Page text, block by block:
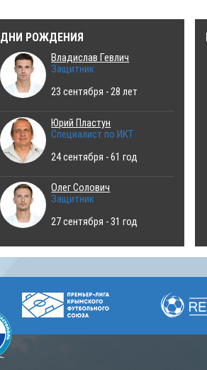
ДНИ РОЖДЕНИЯ
Владислав Гевлич
Защитник
23 сентября - 28 лет
Юрий Пластун
Специалист по ИКТ
24 сентября - 61 год
Олег Солович
Защитник
27 сентября - 31 год